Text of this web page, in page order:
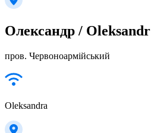
Олександр / Oleksandr
пров. Червоноармійський
Oleksandra